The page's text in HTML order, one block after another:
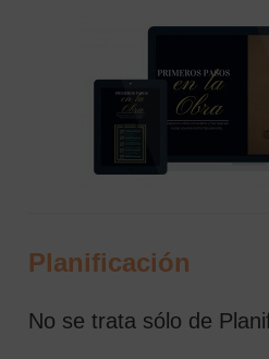
Planificación
No se trata sólo de